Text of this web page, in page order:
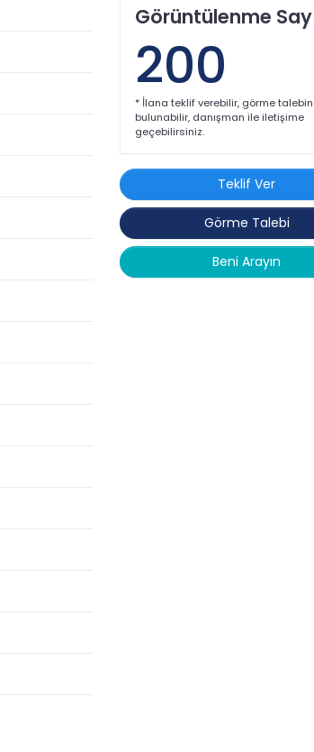
günlük yaşamı kolaylaştıran birçok noktaya yakın
mesafesinde
Görüntülenme
200
* İlana teklif verebilir, görme
bulunabilir, danışman ile iletişime
geçebilirsiniz.
Teklif Ver
Görme Talebi
Beni Arayın